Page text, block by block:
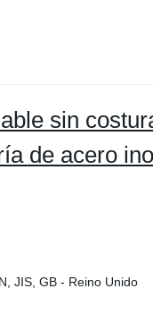
sin
de acero
JIS, GB - Reino Unido